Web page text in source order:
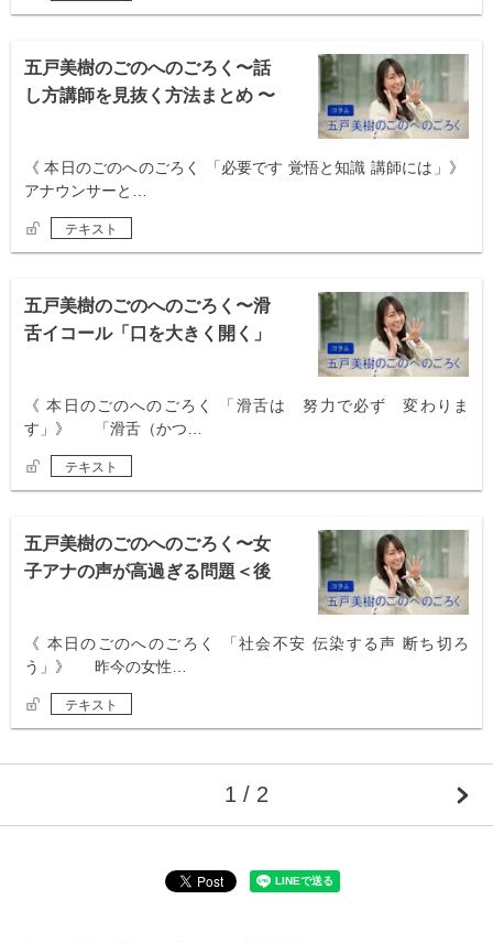
五戸美樹のごのへのごろく〜話
し方講師を見抜く方法まとめ 〜
《 本日のごのへのごろく 「必要です 覚悟と知識 講師には」》
アナウンサーと…
テキスト
五戸美樹のごのへのごろく〜滑
舌イコール「口を大きく開く」
《 本日のごのへのごろく 「滑舌は 努力で必ず 変わりま
す」》 「滑舌（かつ…
テキスト
五戸美樹のごのへのごろく〜女
子アナの声が高過ぎる問題＜後
《 本日のごのへのごろく 「社会不安 伝染する声 断ち切ろ
う」》 昨今の女性…
テキスト
1 / 2